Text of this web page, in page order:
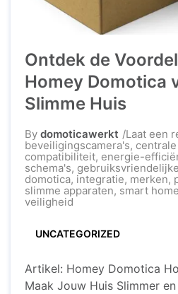
Ontdek de
Homey Domotica
Slimme Huis
By domoticawerkt Laat een
beveiligingscamera's,
compatibiliteit, energie-
schema's,
domotica, integratie, merken,
slimme apparaten, smart
veiligheid
UNCATEGORIZED
Artikel: Homey Domotica
Maak Jouw Huis Slimmer